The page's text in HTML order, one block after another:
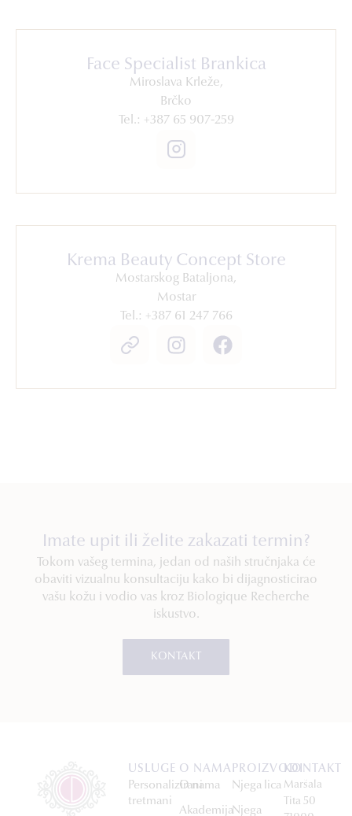
Face Specialist Brankica
Miroslava Krleže,
Brčko
Tel.: +387 65 907-259
Krema Beauty Concept Store
Mostarskog Bataljona,
Mostar
Tel.: +387 61 247 766
Imate upit ili želite zakazati termin?
Tokom vašeg termina, jedan od naših stručnjaka će
obaviti vizualnu konsultaciju kako bi dijagnosticirao
vašu kožu i vodio vas kroz Biologique Recherche
iskustvo.
KONTAKT
USLUGE
Personalizirani
tretmani
O NAMA
O nama
Akademija
PROIZVODI
Njega lica
Njega
KONTAKT
Maršala
Tita 50